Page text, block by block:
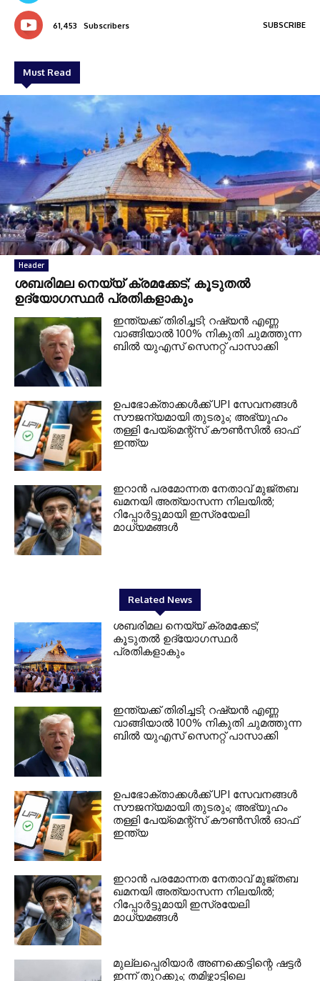
61,453 Subscribers SUBSCRIBE
Must Read
Header
ശബരിമല നെയ്യ് ക്രമക്കേട്; കൂടുതല്‍
ഉദ്യോഗസ്ഥര്‍ പ്രതികളാകും
ഇന്ത്യക്ക് തിരിച്ചടി; റഷ്യന്‍ എണ്ണ
വാങ്ങിയാല്‍ 100% നികുതി ചുമത്തുന്ന
ബില്‍ യുഎസ് സെനറ്റ് പാസാക്കി
ഉപഭോക്താക്കള്‍ക്ക് UPI സേവനങ്ങള്‍
സൗജന്യമായി തുടരും; അഭ്യൂഹം
തള്ളി പേയ്മെന്റ്‌സ് കൗണ്‍സില്‍ ഓഫ്
ഇന്ത്യ
ഇറാന്‍ പരമോന്നത നേതാവ് മുജ്തബ
ഖമനയി അത്യാസന്ന നിലയില്‍;
റിപ്പോര്‍ട്ടുമായി ഇസ്രയേലി
മാധ്യമങ്ങള്‍
Related News
ശബരിമല നെയ്യ് ക്രമക്കേട്;
കൂടുതല്‍ ഉദ്യോഗസ്ഥര്‍
പ്രതികളാകും
ഇന്ത്യക്ക് തിരിച്ചടി; റഷ്യന്‍ എണ്ണ
വാങ്ങിയാല്‍ 100% നികുതി ചുമത്തുന്ന
ബില്‍ യുഎസ് സെനറ്റ് പാസാക്കി
ഉപഭോക്താക്കള്‍ക്ക് UPI സേവനങ്ങള്‍
സൗജന്യമായി തുടരും; അഭ്യൂഹം
തള്ളി പേയ്മെന്റ്‌സ് കൗണ്‍സില്‍ ഓഫ്
ഇന്ത്യ
ഇറാന്‍ പരമോന്നത നേതാവ് മുജ്തബ
ഖമനയി അത്യാസന്ന നിലയില്‍;
റിപ്പോര്‍ട്ടുമായി ഇസ്രയേലി
മാധ്യമങ്ങള്‍
മുല്ലപ്പെരിയാര്‍ അണക്കെട്ടിന്റെ ഷട്ടര്‍
ഇന്ന് തുറക്കും; തമിഴ്നാട്ടിലെ